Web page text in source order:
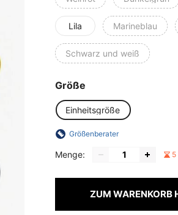
Lila Marineblau
Schwarz und weiß
Größe
Einheitsgröße
Größenberater
Menge: 5
ZUM WARENKORB